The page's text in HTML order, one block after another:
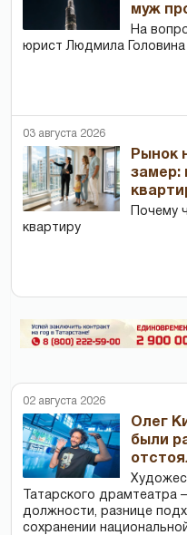
муж
На
юрист Людмила Головина
03 августа 2026
Рынок
замер:
Почему
квартиру
02 августа 2026
Олег
были
Татарского драмтеатра
должности, разнице
сохранении